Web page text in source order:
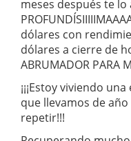
meses después te lo
dólares con
dólares a cierre de
ABRUMADOR PARA
¡¡¡Estoy viviendo
que llevamos de
repetir!!!